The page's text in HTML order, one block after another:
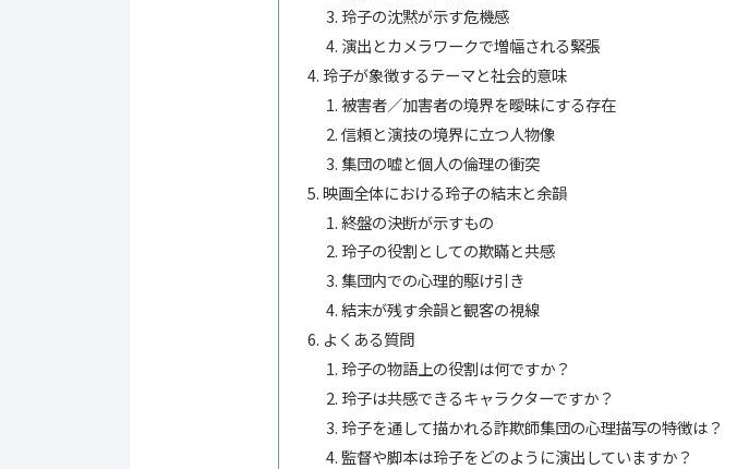
玲子の沈黙が示す危機感
演出とカメラワークで増幅される緊張
玲子が象徴するテーマと社会的意味
被害者／加害者の境界を曖昧にする存在
信頼と演技の境界に立つ人物像
集団の嘘と個人の倫理の衝突
映画全体における玲子の結末と余韻
終盤の決断が示すもの
玲子の役割としての欺瞞と共感
集団内での心理的駆け引き
結末が残す余韻と観客の視線
よくある質問
玲子の物語上の役割は何ですか？
玲子は共感できるキャラクターですか？
玲子を通して描かれる詐欺師集団の心理描写の特徴は？
監督や脚本は玲子をどのように演出していますか？